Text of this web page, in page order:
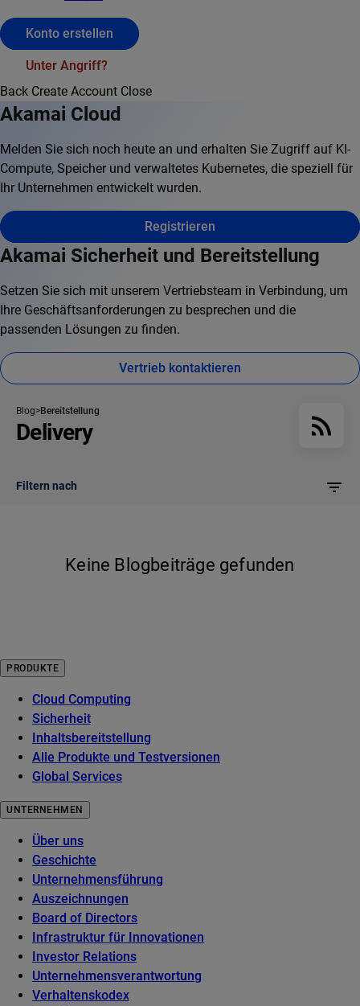
Konto erstellen
Unter Angriff?
Back Create Account Close
Akamai Cloud
Melden Sie sich noch heute an und erhalten Sie Zugriff auf KI-
Compute, Speicher und verwaltetes Kubernetes, die speziell für
Ihr Unternehmen entwickelt wurden.
Registrieren
Akamai Sicherheit und Bereitstellung
Setzen Sie sich mit unserem Vertriebsteam in Verbindung, um
Ihre Geschäftsanforderungen zu besprechen und die
passenden Lösungen zu finden.
Vertrieb kontaktieren
Blog Bereitstellung
Delivery
Filtern nach
Keine Blogbeiträge gefunden
PRODUKTE
Cloud Computing
Sicherheit
Inhaltsbereitstellung
Alle Produkte und Testversionen
Global Services
UNTERNEHMEN
Über uns
Geschichte
Unternehmensführung
Auszeichnungen
Board of Directors
Infrastruktur für Innovationen
Investor Relations
Unternehmensverantwortung
Verhaltenskodex